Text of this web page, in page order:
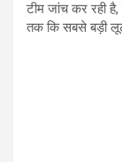
टीम जांच कर रही
तक कि सबसे बड़ी